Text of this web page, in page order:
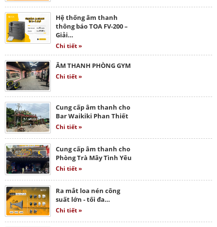
Hệ thống âm thanh
thông báo TOA FV-200 –
Giải…
Chi tiết »
ÂM THANH PHÒNG GYM
Chi tiết »
Cung cấp âm thanh cho
Bar Waikiki Phan Thiết
Chi tiết »
Cung cấp âm thanh cho
Phòng Trà Mây Tình Yêu
Chi tiết »
Ra mắt loa nén công
suất lớn - tối đa…
Chi tiết »